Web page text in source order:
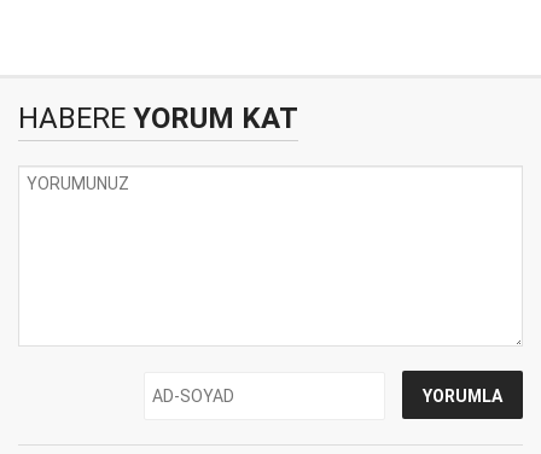
HABERE YORUM KAT